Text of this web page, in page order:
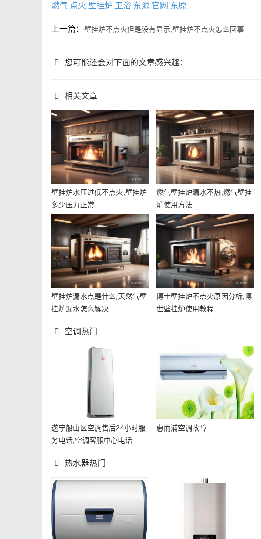
燃气 点火 壁挂炉 卫浴 东源 官网 东原
上一篇： 壁挂炉不点火但是没有显示,壁挂炉不点火怎么回事
您可能还会对下面的文章感兴趣：
相关文章
壁挂炉水压过低不点火,壁挂炉
多少压力正常
燃气壁挂炉漏水不热,燃气壁挂
炉使用方法
壁挂炉漏水点是什么,天然气壁
挂炉漏水怎么解决
博士壁挂炉不点火原因分析,博
世壁挂炉使用教程
空调热门
遂宁船山区空调售后24小时服
务电话,空调客服中心电话
惠而浦空调故障
热水器热门